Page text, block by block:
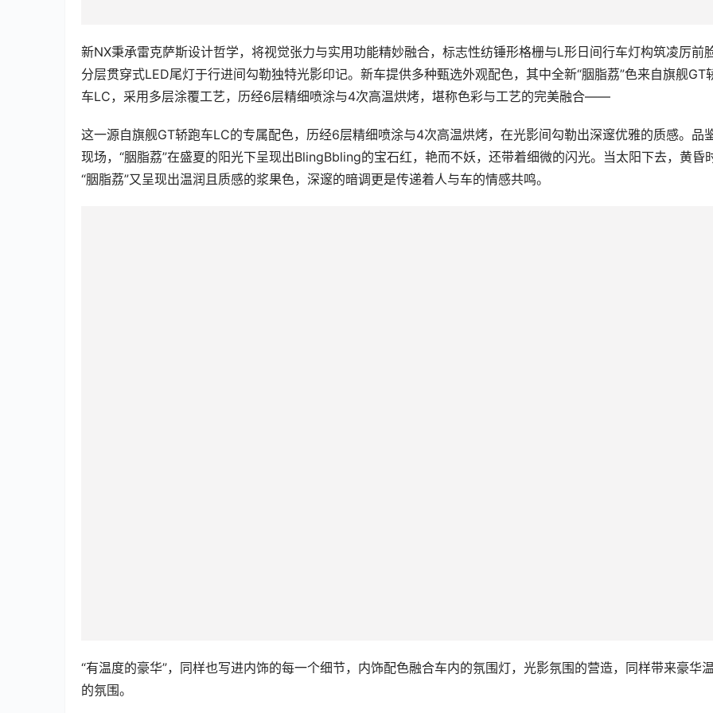
这一源自旗舰GT轿跑车LC的专属配色，历经6层精细喷涂与4次高温烘烤，在光影间勾勒出深邃优雅的质感。品
现场，“胭脂荔”在盛夏的阳光下呈现出BlingBbling的宝石红，艳而不妖，还带着细微的闪光。当太阳下去，黄昏时
营造出多重感官氛围，内饰用料和做工也展示了雷克萨斯一贯的高水准。
灵活的后排座椅布局和收纳空间可轻松切换通勤、家庭、休闲等多元场景，让新NX真正成为“全能空间魔术师”。同